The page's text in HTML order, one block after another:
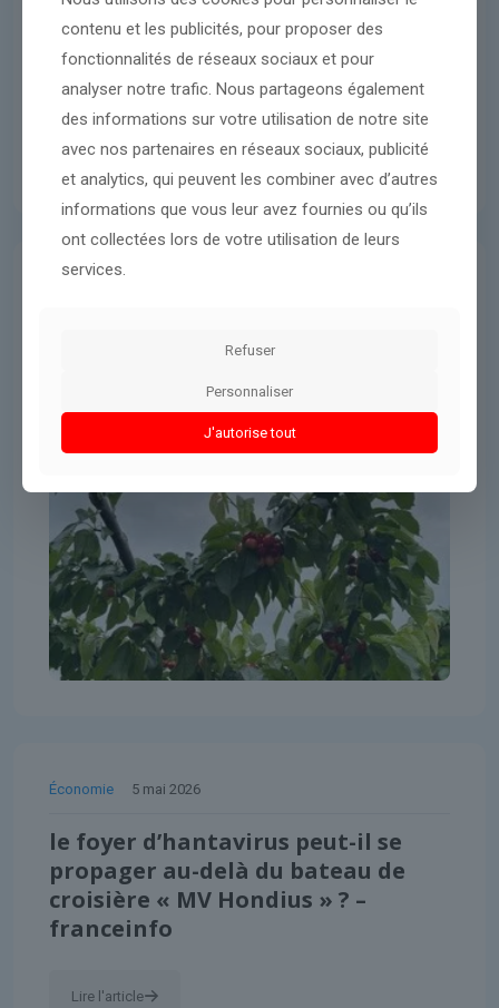
À Céret, c’est le temps des cerises
Économie 5 mai 2026
le foyer d’hantavirus peut-il se
propager au-delà du bateau de
croisière « MV Hondius » ? –
franceinfo
Lire l'article
contenu et les publicités, pour proposer des
fonctionnalités de réseaux sociaux et pour
analyser notre trafic. Nous partageons également
des informations sur votre utilisation de notre site
avec nos partenaires en réseaux sociaux, publicité
et analytics, qui peuvent les combiner avec d’autres
informations que vous leur avez fournies ou qu’ils
ont collectées lors de votre utilisation de leurs
services.
Refuser
Personnaliser
J'autorise tout